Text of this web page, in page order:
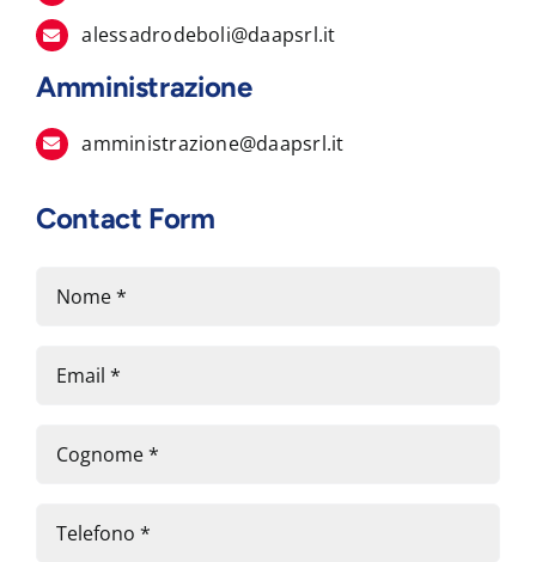
alessadrodeboli@daapsrl.it
Amministrazione
amministrazione@daapsrl.it
Contact Form